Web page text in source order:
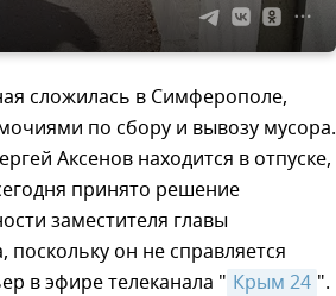
сложилась в Симферополе,
по сбору и вывозу мусора.
Аксенов находится в отпуске,
принято решение
заместителя главы
он не справляется
в эфире телеканала " Крым 24 ".